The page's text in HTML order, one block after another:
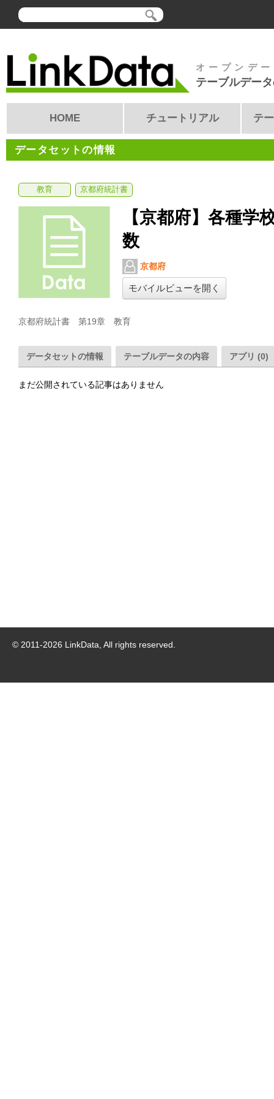
オープンデ
テーブルデー
HOME チュートリアル テ
データセットの情報
教育 京都府統計書
【京都府】各種学
数
京都府
モバイルビューを開く
京都府統計書　第19章　教育
データセットの情報 テーブルデータの内容 アプリ (0)
まだ公開されている記事はありません
© 2011-2026 LinkData, All rights reserved.